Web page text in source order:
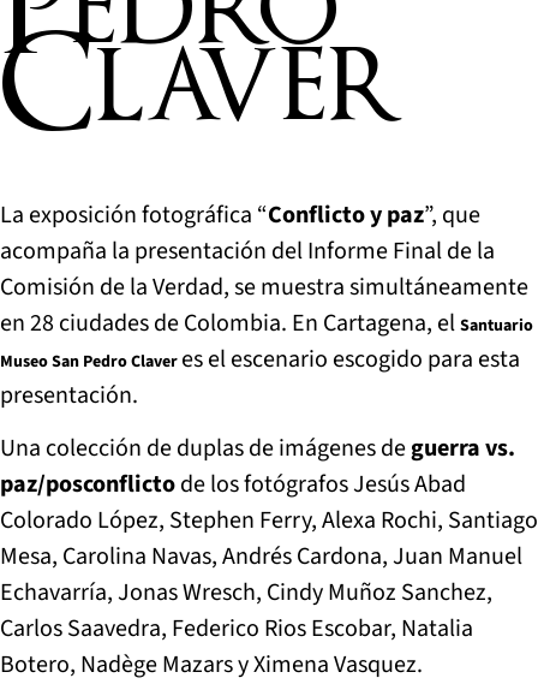
Claver
La exposición fotográfica “Conflicto y paz”, que
acompaña la presentación del Informe Final de la
Comisión de la Verdad, se muestra simultáneamente
en 28 ciudades de Colombia. En Cartagena, el Santuario
Museo San Pedro Claver es el escenario escogido para esta
presentación.
Una colección de duplas de imágenes deguerra vs.
paz/posconflictode los fotógrafos Jesús Abad
Colorado López, Stephen Ferry, Alexa Rochi, Santiago
Mesa, Carolina Navas, Andrés Cardona, Juan Manuel
Echavarría, Jonas Wresch, Cindy Muñoz Sanchez,
Carlos Saavedra, Federico Rios Escobar, Natalia
Botero, Nadège Mazars y Ximena Vasquez.